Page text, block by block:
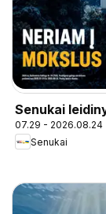
Senukai
07.29 - 2026.08.24
Senukai